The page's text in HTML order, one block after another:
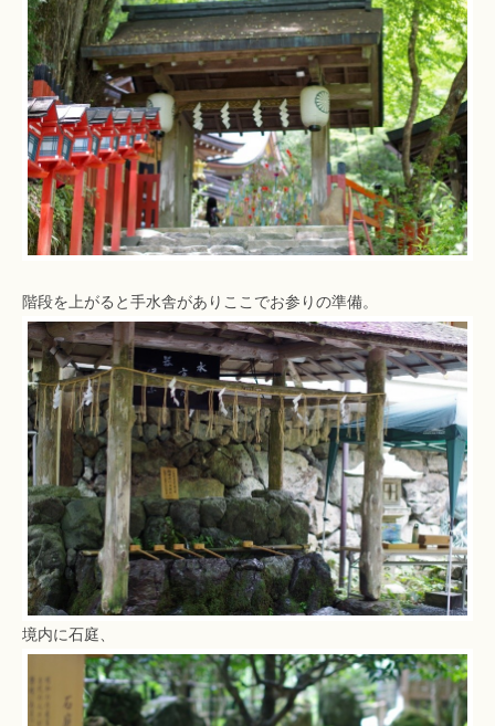
階段を上がると手水舎がありここでお参りの準備。
境内に石庭、